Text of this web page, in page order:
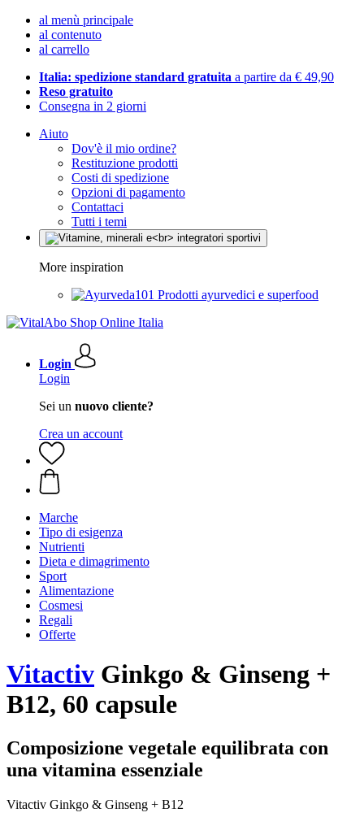
al menù principale
al contenuto
al carrello
Italia: spedizione standard gratuita a partire da € 49,90
Reso gratuito
Consegna in 2 giorni
Aiuto
Dov'è il mio ordine?
Restituzione prodotti
Costi di spedizione
Opzioni di pagamento
Contattaci
Tutti i temi
More inspiration
Prodotti ayurvedici e superfood
Login
Login
Sei un nuovo cliente?
Crea un account
Marche
Tipo di esigenza
Nutrienti
Dieta e dimagrimento
Sport
Alimentazione
Cosmesi
Regali
Offerte
Vitactiv Ginkgo & Ginseng +
B12, 60 capsule
Composizione vegetale equilibrata con
una vitamina essenziale
Vitactiv Ginkgo & Ginseng + B12